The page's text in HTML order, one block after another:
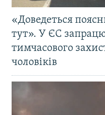
«Доведеться
тут». У ЄС
тимчасового
чоловіків